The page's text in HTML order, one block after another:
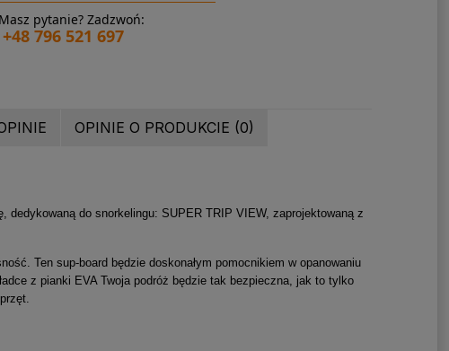
Masz pytanie? Zadzwoń:
+48 796 521 697
OPINIE O PRODUKCIE (0)
do snorkelingu: SUPER TRIP VIEW, zaprojektowaną z
Ten sup-board będzie doskonałym pomocnikiem w opanowaniu
z pianki EVA Twoja podróż będzie tak bezpieczna, jak to tylko